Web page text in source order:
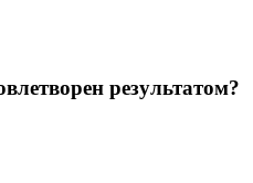
результатом?